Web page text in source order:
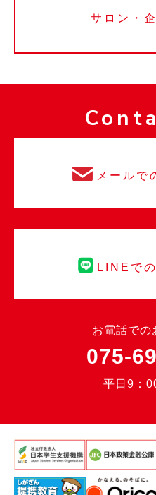
サロン・
メールで
LINEで
お電話での
075-
平日9：